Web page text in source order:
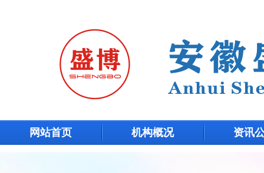
网站首页 机构概况 资讯